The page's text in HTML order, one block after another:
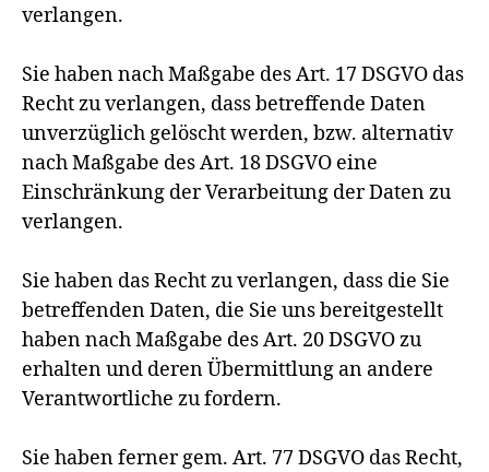
verlangen.
Sie haben nach Maßgabe des Art. 17 DSGVO das
Recht zu verlangen, dass betreffende Daten
unverzüglich gelöscht werden, bzw. alternativ
nach Maßgabe des Art. 18 DSGVO eine
Einschränkung der Verarbeitung der Daten zu
verlangen.
Sie haben das Recht zu verlangen, dass die Sie
betreffenden Daten, die Sie uns bereitgestellt
haben nach Maßgabe des Art. 20 DSGVO zu
erhalten und deren Übermittlung an andere
Verantwortliche zu fordern.
Sie haben ferner gem. Art. 77 DSGVO das Recht,